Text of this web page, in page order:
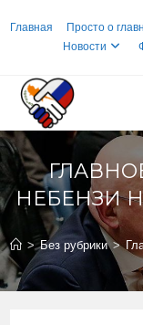
Главная Просто о
Новости
НЕБЕНЗИ
> Без рубрики >